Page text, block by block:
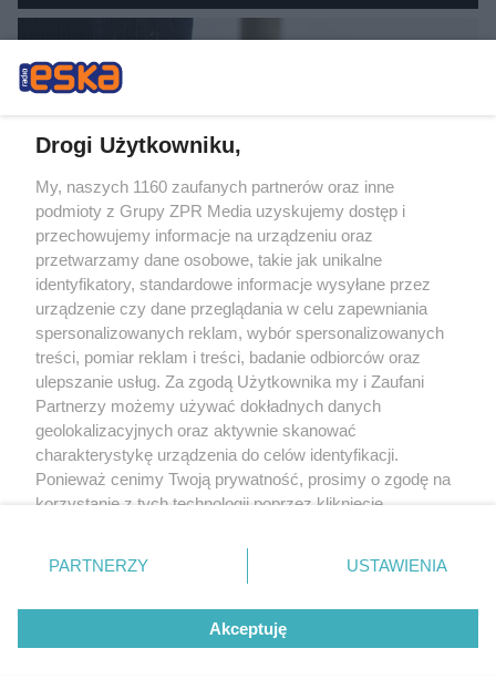
PIŁKA NOŻNA
Ekstraklasa. Korona Kielce gotowa
na starcie z liderem
Domowy spray na muchy. Ten prosty
roztwór z octu błyskawicznie
Drogi Użytkowniku,
My, naszych 1160 zaufanych partnerów oraz inne
podmioty z Grupy ZPR Media uzyskujemy dostęp i
przechowujemy informacje na urządzeniu oraz
przetwarzamy dane osobowe, takie jak unikalne
identyfikatory, standardowe informacje wysyłane przez
urządzenie czy dane przeglądania w celu zapewniania
spersonalizowanych reklam, wybór spersonalizowanych
treści, pomiar reklam i treści, badanie odbiorców oraz
ulepszanie usług. Za zgodą Użytkownika my i Zaufani
Partnerzy możemy używać dokładnych danych
geolokalizacyjnych oraz aktywnie skanować
charakterystykę urządzenia do celów identyfikacji.
Ponieważ cenimy Twoją prywatność, prosimy o zgodę na
korzystanie z tych technologii poprzez kliknięcie
zmienić/wycofać klikając przycisk ustawień prywatności
znajdujący się w lewym dolnym rogu strony
rodzaje przetwarzania danych nie wymagają zgody
użytkownika, ale masz prawo sprzeciwić się takiemu
przetwarzaniu. Preferencje będą miały zastosowanie tylko
PARTNERZY USTAWIENIA
Akceptuję